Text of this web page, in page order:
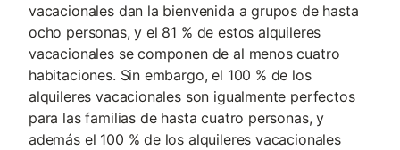
vacacionales dan la bienvenida a grupos de hasta
ocho personas, y el 81 % de estos alquileres
vacacionales se componen de al menos cuatro
habitaciones. Sin embargo, el 100 % de los
alquileres vacacionales son igualmente perfectos
para las familias de hasta cuatro personas, y
además el 100 % de los alquileres vacacionales